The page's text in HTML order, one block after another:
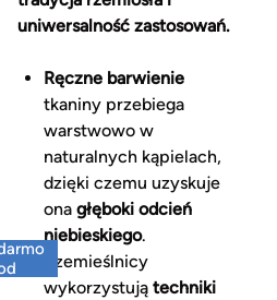
uniwersalność zastosowań.
Ręczne barwienie
tkaniny przebiega
warstwowo w
naturalnych kąpielach,
dzięki czemu uzyskuje
ona głęboki odcień
niebieskiego.
Rzemieślnicy
wykorzystują techniki